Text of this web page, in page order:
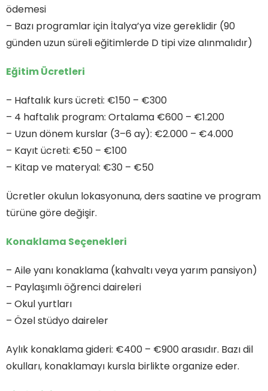
ödemesi
– Bazı programlar için İtalya’ya vize gereklidir (90
günden uzun süreli eğitimlerde D tipi vize alınmalıdır)
Eğitim Ücretleri
– Haftalık kurs ücreti: €150 – €300
– 4 haftalık program: Ortalama €600 – €1.200
– Uzun dönem kurslar (3–6 ay): €2.000 – €4.000
– Kayıt ücreti: €50 – €100
– Kitap ve materyal: €30 – €50
Ücretler okulun lokasyonuna, ders saatine ve program
türüne göre değişir.
Konaklama Seçenekleri
– Aile yanı konaklama (kahvaltı veya yarım pansiyon)
– Paylaşımlı öğrenci daireleri
– Okul yurtları
– Özel stüdyo daireler
Aylık konaklama gideri: €400 – €900 arasıdır. Bazı dil
okulları, konaklamayı kursla birlikte organize eder.